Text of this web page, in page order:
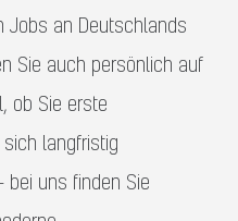
Jobs an Deutschlands
Sie auch persönlich auf
ob Sie erste
langfristig
bei uns finden Sie